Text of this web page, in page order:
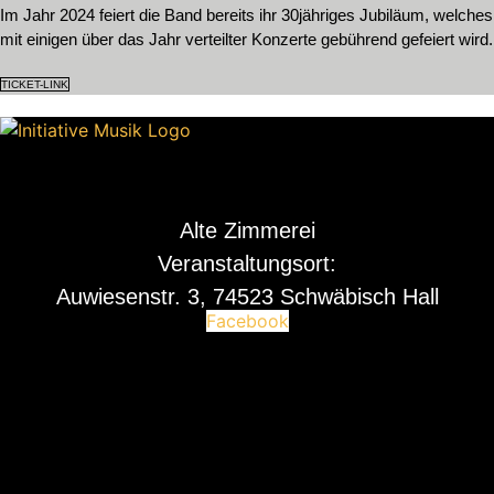
Im Jahr 2024 feiert die Band bereits ihr 30jähriges Jubiläum, welches
mit einigen über das Jahr verteilter Konzerte gebührend gefeiert wird.
TICKET-LINK
Alte Zimmerei
Veranstaltungsort:
Auwiesenstr. 3, 74523 Schwäbisch Hall
Facebook